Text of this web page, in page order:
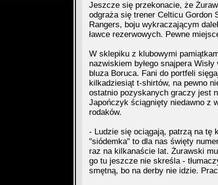
Jeszcze się przekonacie, że
odgraża się trener Celticu Gordon
Rangers, boju wykraczającym
ławce rezerwowych. Pewne
W sklepiku z klubowymi
nazwiskiem byłego snajpera
bluza Boruca. Fani do portfeli
kilkadziesiąt t-shirtów, na pewno
ostatnio pozyskanych graczy jest
Japończyk ściągnięty niedawno z
rodaków.
- Ludzie się ociągają, patrzą na tę
"siódemka" to dla nas święty
raz na kilkanaście lat. Żurawski
go tu jeszcze nie skreśla -
smętną, bo na derby nie idzie.